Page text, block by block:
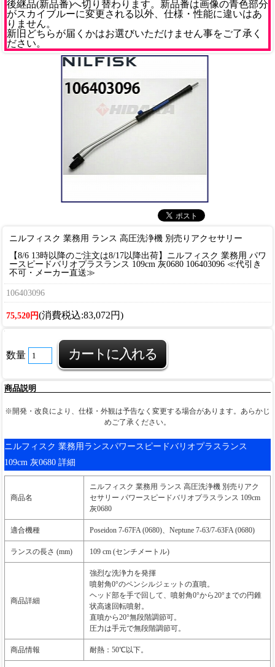
後継品(新品番)へ切り替わります。新品番は画像の青色部分
がスカイブルーに変更される以外、仕様・性能に違いはあ
りません。
新旧どちらが届くかはお選びいただけません事をご了承く
ださい。
ニルフィスク 業務用 ランス 高圧洗浄機 別売りアクセサリー
【8/6 13時以降のご注文は8/17以降出荷】ニルフィスク 業務用 パワ
ースピードバリオプラスランス 109cm 灰0680 106403096 ≪代引き
不可・メーカー直送≫
106403096
75,520円(消費税込:83,072円)
数量
商品説明
※開発・改良により、仕様・外観は予告なく変更する場合があります。あらかじ
めご了承ください。
ニルフィスク 業務用ランスパワースピードバリオプラスランス
109cm 灰0680 詳細
商品名
ニルフィスク 業務用 ランス 高圧洗浄機 別売りアク
セサリー パワースピードバリオプラスランス 109cm
灰0680
適合機種 Poseidon 7-67FA (0680)、Neptune 7-63/7-63FA (0680)
ランスの長さ (mm) 109 cm (センチメートル)
商品詳細
強烈な洗浄力を発揮
噴射角0°のペンシルジェットの直噴。
ヘッド部を手で回して、噴射角0°から20°までの円錐
状高速回転噴射。
直噴から20°無段階調節可。
圧力は手元で無段階調節可。
商品情報 耐熱：50℃以下。